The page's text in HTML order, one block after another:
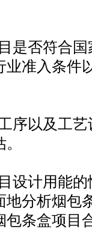
是否符合
准入条件
序以及工
设计用能
地分析烟包
条盒项目